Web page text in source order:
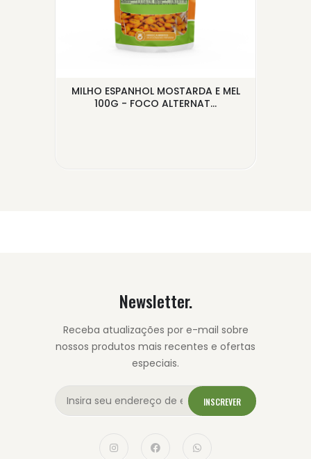
MILHO ESPANHOL MOSTARDA E MEL
100G - FOCO ALTERNAT...
Newsletter.
Receba atualizações por e-mail sobre
nossos produtos mais recentes e ofertas
especiais.
INSCREVER